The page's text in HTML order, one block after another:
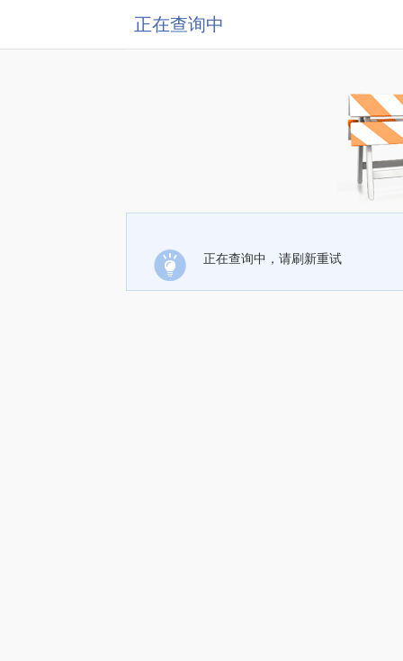
正在查询中
正在查询中，请刷新重试